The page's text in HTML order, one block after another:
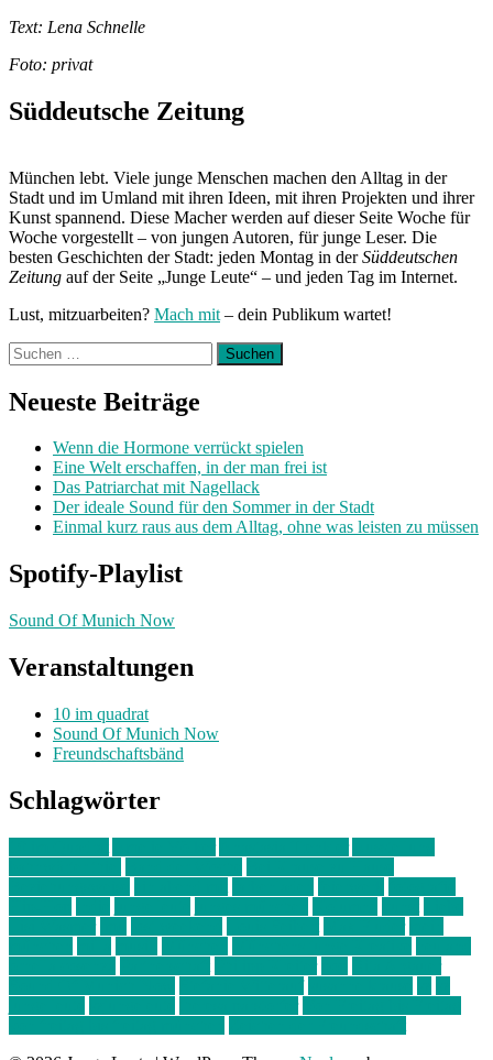
Text: Lena Schnelle
Foto: privat
Süddeutsche Zeitung
München lebt. Viele junge Menschen machen den Alltag in der
Stadt und im Umland mit ihren Ideen, mit ihren Projekten und ihrer
Kunst spannend. Diese Macher werden auf dieser Seite Woche für
Woche vorgestellt – von jungen Autoren, für junge Leser. Die
besten Geschichten der Stadt: jeden Montag in derSüddeutschen
Zeitung auf der Seite „Junge Leute“ – und jeden Tag im Internet.
Lust, mitzuarbeiten? Mach mit – dein Publikum wartet!
Suchen
nach:
Neueste Beiträge
Wenn die Hormone verrückt spielen
Eine Welt erschaffen, in der man frei ist
Das Patriarchat mit Nagellack
Der ideale Sound für den Sommer in der Stadt
Einmal kurz raus aus dem Alltag, ohne was leisten zu müssen
Spotify-Playlist
Sound Of Munich Now
Veranstaltungen
10 im quadrat
Sound Of Munich Now
Freundschaftsbänd
Schlagwörter